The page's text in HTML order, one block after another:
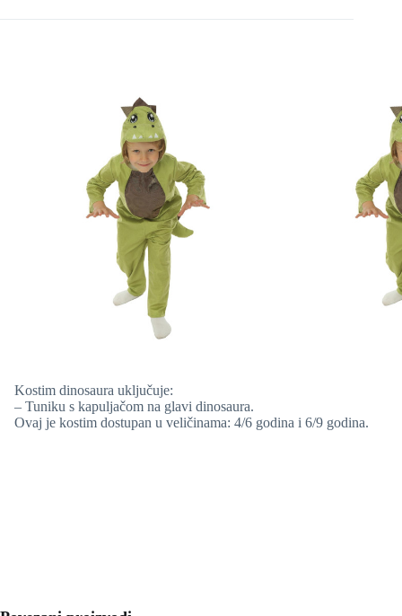
Kostim dinosaura uključuje:
– Tuniku s kapuljačom na glavi dinosaura.
Ovaj je kostim dostupan u veličinama: 4/6 godina i 6/9 godina.